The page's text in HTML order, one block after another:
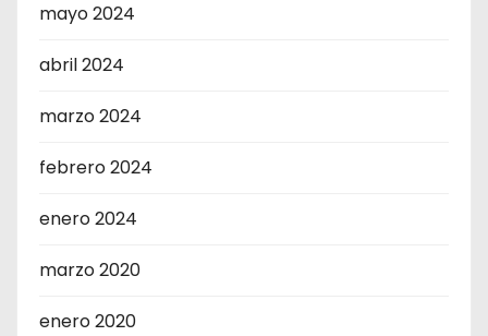
mayo 2024
abril 2024
marzo 2024
febrero 2024
enero 2024
marzo 2020
enero 2020